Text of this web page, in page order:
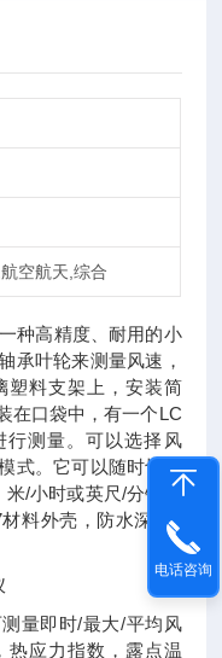
空航天,综合
种高精度、耐用的小
承叶轮来测量风速，
塑料支架上，安装简
在口袋中，有一个LC
行测量。可以选择风
式。它可以随时切换
/小时或英尺/分钟。
料外壳，防水深度1
量即时/最大/平均风
热应力指数，露点温
电话咨询